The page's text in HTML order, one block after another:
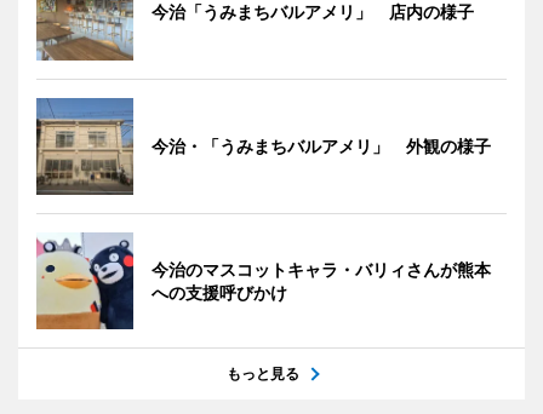
今治「うみまちバルアメリ」 店内の様子
今治・「うみまちバルアメリ」 外観の様子
今治のマスコットキャラ・バリィさんが熊本
への支援呼びかけ
もっと見る